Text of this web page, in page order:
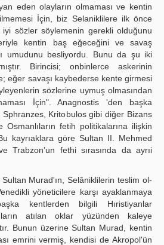
eden olayların olmaması ve kentin
İçin, biz Selaniklilere ilk önce
sözler söylemenin gerekli olduğunu
kentin baş eğeceğini ve savaş
umudunu besliyordu. Bunu da şu iki
Birincisi; onbinlerce askerinin
eğer savaşı kaybederse kente girmesi
sözlerine uymuş olmasından
İçin". Anagnostis 'den başka
Kritobulos gibi diğer Bizans
fetih politikalarına ilişkin
kayrıaklara göre Sultan II. Mehmed
Trabzon’un fethi sırasında da ayrıi
Murad'ın, Selâniklilerin teslim ol-
yöneticilere karşı ayaklanmaya
kentlerden bilgili Hıristiyanlar
atılan oklar yüzünden kaleye
Bunun üzerine Sultan Murad, kentin
emrini vermiş, kendisi de Akropol'ün